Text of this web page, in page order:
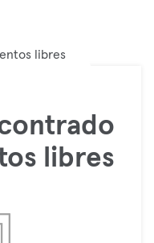
libres
libres